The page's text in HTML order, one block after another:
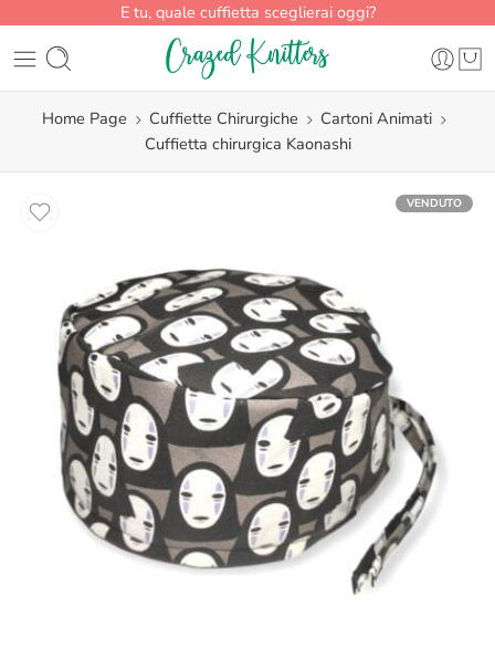
E tu, quale cuffietta sceglierai oggi?
Home Page Cuffiette Chirurgiche
Cartoni Animati
Cuffietta chirurgica Kaonashi
VENDUTO